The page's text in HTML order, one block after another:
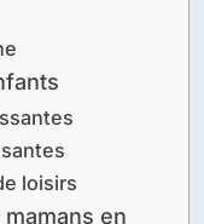
loisirs
en